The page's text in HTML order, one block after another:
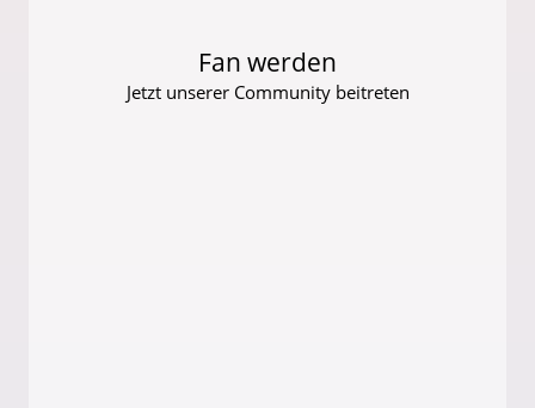
Fan werden
Jetzt unserer Community beitreten